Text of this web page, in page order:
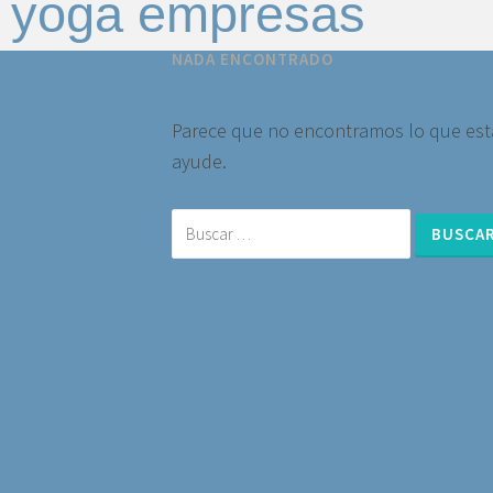
yoga empresas
NADA ENCONTRADO
Parece que no encontramos lo que
ayude.